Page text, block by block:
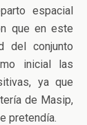
espacial
que en este
del conjunto
inicial las
ya que
de Masip,
pretendía.